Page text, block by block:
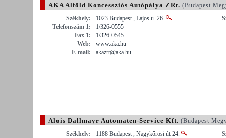
AKA Alföld Koncessziós Autópálya ZRt. (Budapest
Székhely:
1023 Budapest , Lajos u. 26.
Telefonszám 1:
1/326-0555
Fax 1:
1/326-0545
Web:
www.aka.hu
E-mail:
akazrt@aka.hu
Alois Dallmayr Automaten-Service Kft. (Budapest
Székhely:
1188 Budapest , Nagykőrösi út 24.